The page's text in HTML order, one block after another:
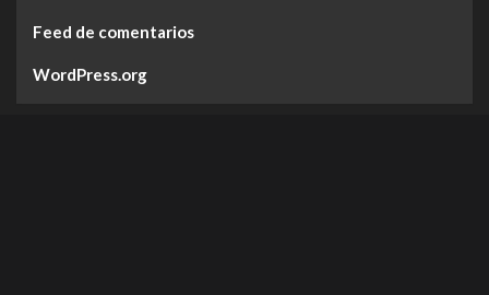
Feed de comentarios
WordPress.org